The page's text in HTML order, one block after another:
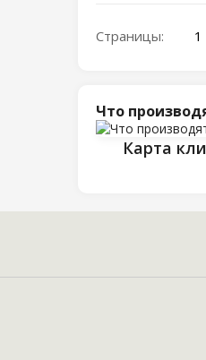
Страницы: 1
Что
Карта